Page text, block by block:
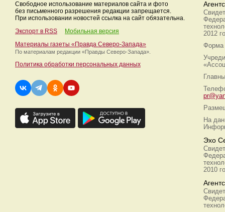
Свободное использование материалов сайта и фото
без письменного разрешения редакции запрещается.
При использовании новостей ссылка на сайт обязательна.
Экспорт в RSS
Мобильная версия
Материалы газеты «Правда Северо-Запада»
По материалам редакции «Правды Северо-Запада».
Политика обработки персональных данных
2012
Форма
На
Эхо
2010